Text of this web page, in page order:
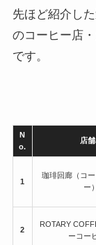
先ほど紹介し
のコーヒー店
です。
N
o.
店
1
珈琲回廊（コ
ー）
2
ROTARY
ーコー